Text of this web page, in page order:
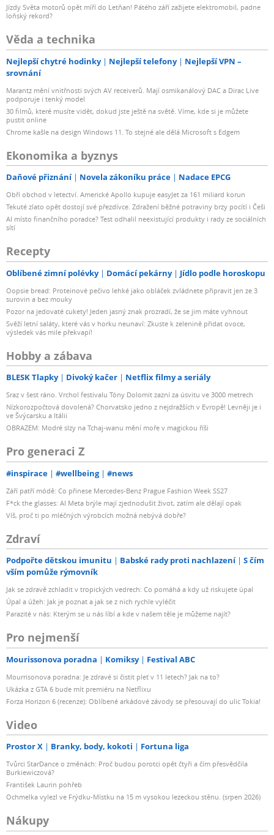
Jízdy Světa motorů opět míří do Letňan! Pátého září zažijete elektromobil, padne
loňský rekord?
Věda a technika
Nejlepší chytré hodinky Nejlepší telefony
Nejlepší VPN –
srovnání
Marantz mění vnitřnosti svých AV receiverů. Mají osmikanálový DAC a Dirac Live
podporuje i tenký model
30 filmů, které musíte vidět, dokud jste ještě na světě. Víme, kde si je můžete
pustit online
Chrome kašle na design Windows 11. To stejné ale dělá Microsoft s Edgem
Ekonomika a byznys
Daňové přiznání Novela zákoníku práce Nadace EPCG
Obří obchod v letectví. Americké Apollo kupuje easyJet za 161 miliard korun
Tekuté zlato opět dostojí své přezdívce. Zdražení běžné potraviny brzy pocítí i Češi
AI místo finančního poradce? Test odhalil neexistující produkty i rady ze sociálních
sítí
Recepty
Oblíbené zimní polévky Domácí pekárny Jídlo podle horoskopu
Oopsie bread: Proteinové pečivo lehké jako obláček zvládnete připravit jen ze 3
surovin a bez mouky
Pozor na jedovaté cukety! Jeden jasný znak prozradí, že se jim máte vyhnout
Svěží letní saláty, které vás v horku neunaví: Zkuste k zelenině přidat ovoce,
výsledek vás mile překvapí!
Hobby a zábava
BLESK Tlapky Divoký kačer Netflix filmy a seriály
Sraz v šest ráno. Vrchol festivalu Tóny Dolomit zazní za úsvitu ve 3000 metrech
Nízkorozpočtová dovolená? Chorvatsko jedno z nejdražších v Evropě! Levněji je i
ve Švýcarsku a Itálii
OBRAZEM: Modré slzy na Tchaj-wanu mění moře v magickou říši
Pro generaci Z
#inspirace #wellbeing #news
Září patří módě: Co přinese Mercedes-Benz Prague Fashion Week SS27
F*ck the glasses: AI Meta brýle mají zjednodušit život, zatím ale dělají opak
Víš, proč ti po mléčných výrobcích možná nebývá dobře?
Zdraví
Podpořte dětskou imunitu Babské rady proti nachlazení
S čím
vším pomůže rýmovník
Jak se zdravě zchladit v tropických vedrech: Co pomáhá a kdy už riskujete úpal
Úpal a úžeh: Jak je poznat a jak se z nich rychle vyléčit
Parazité v nás: Kterým se u nás líbí a kde v našem těle je můžeme najít?
Pro nejmenší
Mourissonova poradna Komiksy Festival ABC
Mourrisonova poradna: Je zdravé si čistit pleť v 11 letech? Jak na to?
Ukázka z GTA 6 bude mít premiéru na Netflixu
Forza Horizon 6 (recenze): Oblíbené arkádové závody se přesouvají do ulic Tokia!
Video
Prostor X Branky, body, kokoti Fortuna liga
Tvůrci StarDance o změnách: Proč budou porotci opět čtyři a čím přesvědčila
Burkiewiczová?
František Laurin pohřeb
Ochmelka vylezl ve Frýdku-Místku na 15 m vysokou lezeckou stěnu. (srpen 2026)
Nákupy